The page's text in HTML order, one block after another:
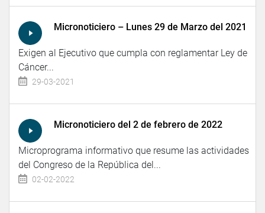
Micronoticiero – Lunes 29 de Marzo del 2021
Exigen al Ejecutivo que cumpla con reglamentar Ley de
Cáncer...
29-03-2021
Micronoticiero del 2 de febrero de 2022
Microprograma informativo que resume las actividades
del Congreso de la República del...
02-02-2022